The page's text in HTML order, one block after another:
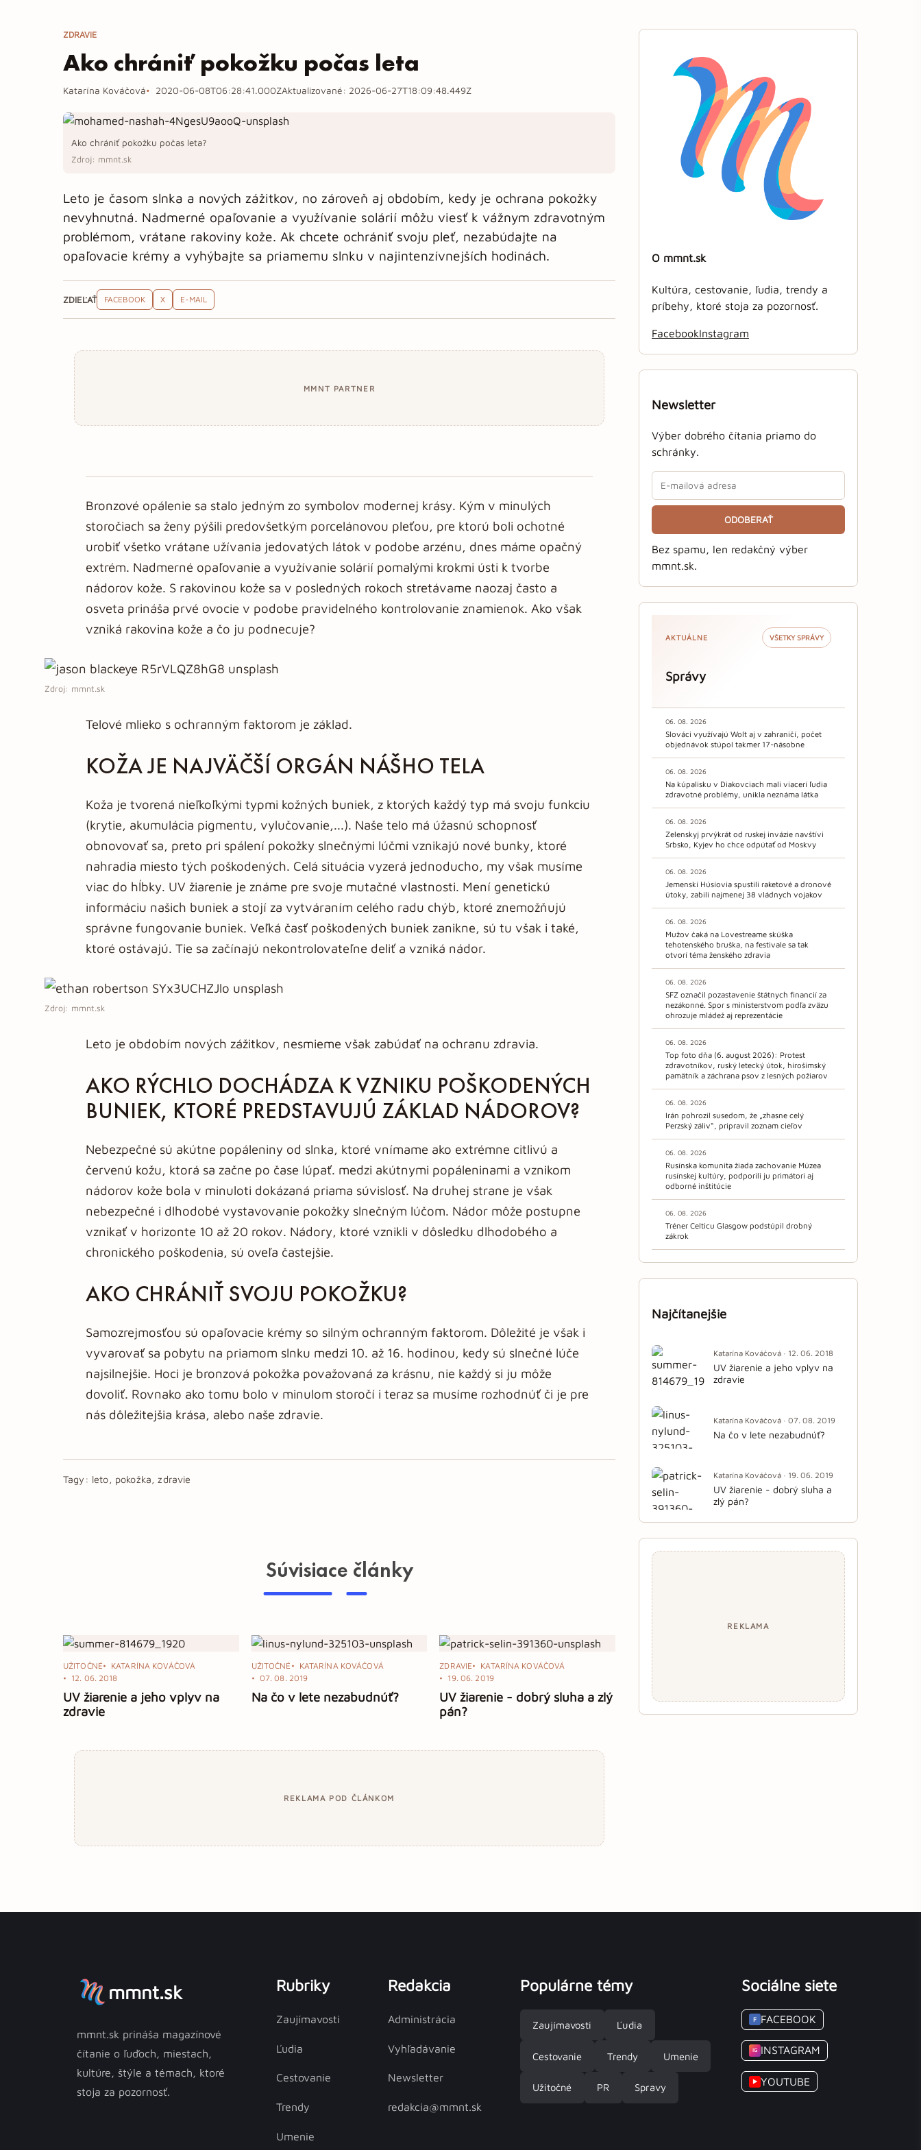
ZDRAVIE
Ako chrániť pokožku počas leta
Katarína Kováčová 2020-06-08T06:28:41.000ZAktualizované: 2026-06-27T18:09:48.449Z
Ako chrániť pokožku počas leta?
Zdroj: mmnt.sk
Leto je časom slnka a nových zážitkov, no zároveň aj obdobím, kedy je ochrana pokožky
nevyhnutná. Nadmerné opaľovanie a využívanie solárií môžu viesť k vážnym zdravotným
problémom, vrátane rakoviny kože. Ak chcete ochrániť svoju pleť, nezabúdajte na
opaľovacie krémy a vyhýbajte sa priamemu slnku v najintenzívnejších hodinách.
ZDIEĽAŤ FACEBOOK X E-MAIL
MMNT PARTNER
Bronzové opálenie sa stalo jedným zo symbolov modernej krásy. Kým v minulých
storočiach sa ženy pýšili predovšetkým porcelánovou pleťou, pre ktorú boli ochotné
urobiť všetko vrátane užívania jedovatých látok v podobe arzénu, dnes máme opačný
extrém. Nadmerné opaľovanie a využívanie solárií pomalými krokmi ústi k tvorbe
nádorov kože. S rakovinou kože sa v posledných rokoch stretávame naozaj často a
osveta prináša prvé ovocie v podobe pravidelného kontrolovanie znamienok. Ako však
vzniká rakovina kože a čo ju podnecuje?
Zdroj: mmnt.sk
Telové mlieko s ochranným faktorom je základ.
KOŽA JE NAJVÄČŠÍ ORGÁN NÁŠHO TELA
Koža je tvorená nieľkoľkými typmi kožných buniek, z ktorých každý typ má svoju funkciu
(krytie, akumulácia pigmentu, vylučovanie,...). Naše telo má úžasnú schopnosť
obnovovať sa, preto pri spálení pokožky slnečnými lúčmi vznikajú nové bunky, ktoré
nahradia miesto tých poškodených. Celá situácia vyzerá jednoducho, my však musíme
viac do hĺbky. UV žiarenie je známe pre svoje mutačné vlastnosti. Mení genetickú
informáciu našich buniek a stojí za vytváraním celého radu chýb, ktoré znemožňujú
správne fungovanie buniek. Veľká časť poškodených buniek zanikne, sú tu však i také,
ktoré ostávajú. Tie sa začínajú nekontrolovateľne deliť a vzniká nádor.
Zdroj: mmnt.sk
Leto je obdobím nových zážitkov, nesmieme však zabúdať na ochranu zdravia.
AKO RÝCHLO DOCHÁDZA K VZNIKU POŠKODENÝCH
BUNIEK, KTORÉ PREDSTAVUJÚ ZÁKLAD NÁDOROV?
Nebezpečné sú akútne popáleniny od slnka, ktoré vnímame ako extrémne citlivú a
červenú kožu, ktorá sa začne po čase lúpať. medzi akútnymi popáleninami a vznikom
nádorov kože bola v minuloti dokázaná priama súvislosť. Na druhej strane je však
nebezpečné i dlhodobé vystavovanie pokožky slnečným lúčom. Nádor môže postupne
vznikať v horizonte 10 až 20 rokov. Nádory, ktoré vznikli v dôsledku dlhodobého a
chronického poškodenia, sú oveľa častejšie.
AKO CHRÁNIŤ SVOJU POKOŽKU?
Samozrejmosťou sú opaľovacie krémy so silným ochranným faktorom. Dôležité je však i
vyvarovať sa pobytu na priamom slnku medzi 10. až 16. hodinou, kedy sú slnečné lúče
najsilnejšie. Hoci je bronzová pokožka považovaná za krásnu, nie každý si ju môže
dovoliť. Rovnako ako tomu bolo v minulom storočí i teraz sa musíme rozhodnúť či je pre
nás dôležitejšia krása, alebo naše zdravie.
Tagy: leto, pokožka, zdravie
Súvisiace články
UŽITOČNÉ
KATARÍNA KOVÁČOVÁ
12. 06. 2018
UV žiarenie a jeho vplyv na
zdravie
UŽITOČNÉ
KATARÍNA KOVÁČOVÁ
07. 08. 2019
Na čo v lete nezabudnúť?
ZDRAVIE
KATARÍNA KOVÁČOVÁ
19. 06. 2019
UV žiarenie - dobrý sluha a zlý
pán?
REKLAMA POD ČLÁNKOM
O mmnt.sk
Kultúra, cestovanie, ľudia, trendy a
príbehy, ktoré stoja za pozornosť.
FacebookInstagram
Newsletter
Výber dobrého čítania priamo do
schránky.
ODOBERAŤ
Bez spamu, len redakčný výber
mmnt.sk.
AKTUÁLNE VŠETKY SPRÁVY
Správy
06. 08. 2026
Slováci využívajú Wolt aj v zahraničí, počet
objednávok stúpol takmer 17-násobne
06. 08. 2026
Na kúpalisku v Diakovciach mali viacerí ľudia
zdravotné problémy, unikla neznáma látka
06. 08. 2026
Zelenskyj prvýkrát od ruskej invázie navštívi
Srbsko, Kyjev ho chce odpútať od Moskvy
06. 08. 2026
Jemenskí Húsíovia spustili raketové a dronové
útoky, zabili najmenej 38 vládnych vojakov
06. 08. 2026
Mužov čaká na Lovestreame skúška
tehotenského bruška, na festivale sa tak
otvorí téma ženského zdravia
06. 08. 2026
SFZ označil pozastavenie štátnych financií za
nezákonné. Spor s ministerstvom podľa zväzu
ohrozuje mládež aj reprezentácie
06. 08. 2026
Top foto dňa (6. august 2026): Protest
zdravotníkov, ruský letecký útok, hirošimský
pamätník a záchrana psov z lesných požiarov
06. 08. 2026
Irán pohrozil susedom, že „zhasne celý
Perzský záliv“, pripravil zoznam cieľov
06. 08. 2026
Rusínska komunita žiada zachovanie Múzea
rusínskej kultúry, podporili ju primátori aj
odborné inštitúcie
06. 08. 2026
Tréner Celticu Glasgow podstúpil drobný
zákrok
Najčítanejšie
Katarína Kováčová · 12. 06. 2018
UV žiarenie a jeho vplyv na
zdravie
Katarína Kováčová · 07. 08. 2019
Na čo v lete nezabudnúť?
Katarína Kováčová · 19. 06. 2019
UV žiarenie - dobrý sluha a
zlý pán?
REKLAMA
mmnt.sk
mmnt.sk prináša magazínové
čítanie o ľuďoch, miestach,
kultúre, štýle a témach, ktoré
stoja za pozornosť.
Rubriky
Zaujímavosti
Ľudia
Cestovanie
Trendy
Umenie
Redakcia
Administrácia
Vyhľadávanie
Newsletter
redakcia@mmnt.sk
Populárne témy
Zaujímavosti Ľudia
Cestovanie Trendy Umenie
Užitočné PR Spravy
Sociálne siete
F FACEBOOK
IG INSTAGRAM
▶ YOUTUBE